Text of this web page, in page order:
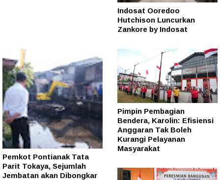
Indosat Ooredoo
Hutchison Luncurkan
Zankore by Indosat
Pemkot Pontianak Tata
Parit Tokaya, Sejumlah
Jembatan akan Dibongkar
Pimpin Pembagian
Bendera, Karolin: Efisiensi
Anggaran Tak Boleh
Kurangi Pelayanan
Masyarakat